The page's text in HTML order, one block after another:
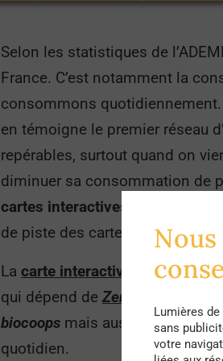
Selon les statistiques de
France. C’est notamment la
consommons
en témoigne le premier réseau
repérables, surtout quand on
diminuer sa consommation de
cartes interactives
qui
de piste des cartes déjà
La carte interactive zéro déchet
qui dépend de Zero Waste France
biocoops mais aussi des
quotidien.
Lumières
sans
votre